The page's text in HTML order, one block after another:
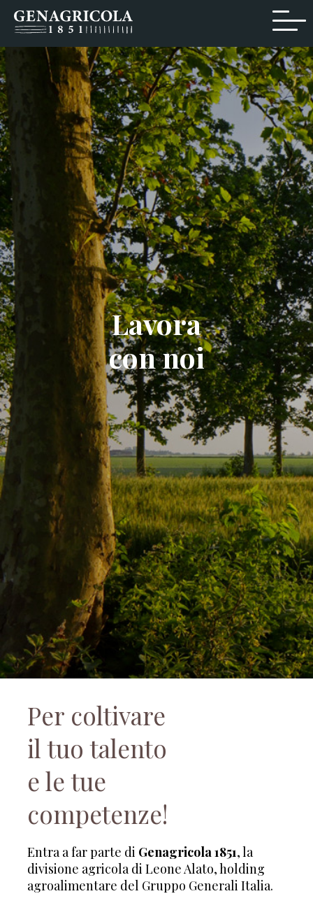
Lavora
con noi
Per coltivare
il tuo talento
e le tue
competenze!
Entra a far parte di Genagricola 1851, la
divisione agricola di Leone Alato, holding
agroalimentare del Gruppo Generali Italia.